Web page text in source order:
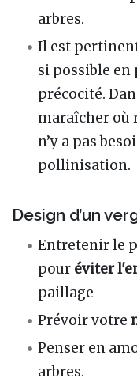
arbres.
Il est
si possible
précocité.
maraîcher où
n’y a pas
pollinisation.
Design d’un
Entretenir le
pour éviter
paillage
Prévoir votre
Penser en
arbres.